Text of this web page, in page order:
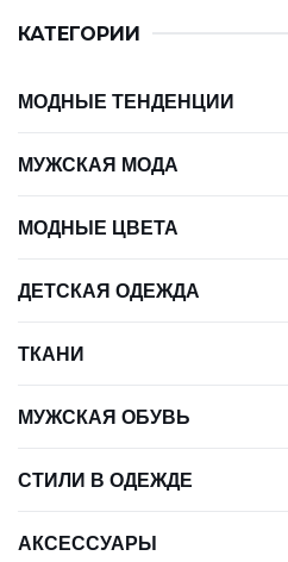
хотите ошибиться с выбором
КАТЕГОРИИ
МОДНЫЕ ТЕНДЕНЦИИ
МУЖСКАЯ МОДА
МОДНЫЕ ЦВЕТА
ДЕТСКАЯ ОДЕЖДА
ТКАНИ
МУЖСКАЯ ОБУВЬ
СТИЛИ В ОДЕЖДЕ
АКСЕССУАРЫ